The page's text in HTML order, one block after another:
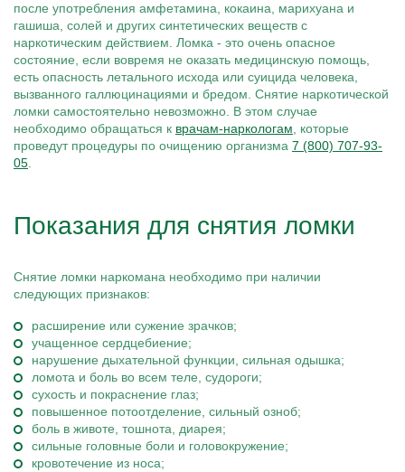
после употребления амфетамина, кокаина, марихуана и
гашиша, солей и других синтетических веществ с
наркотическим действием. Ломка - это очень опасное
состояние, если вовремя не оказать медицинскую помощь,
есть опасность летального исхода или суицида человека,
вызванного галлюцинациями и бредом. Снятие наркотической
ломки самостоятельно невозможно. В этом случае
необходимо обращаться к врачам-наркологам , которые
проведут процедуры по очищению организма 7 (800) 707-93-
05
Показания для снятия ломки
Снятие ломки наркомана необходимо при наличии
следующих признаков:
расширение или сужение зрачков;
учащенное сердцебиение;
нарушение дыхательной функции, сильная одышка;
ломота и боль во всем теле, судороги;
сухость и покраснение глаз;
повышенное потоотделение, сильный озноб;
боль в животе, тошнота, диарея;
сильные головные боли и головокружение;
кровотечение из носа;